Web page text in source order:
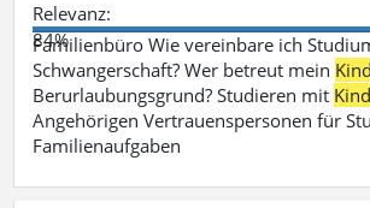
Relevanz:
84%
Familienbüro Wie vereinbare ich
Schwangerschaft? Wer betreut mein
Berurlaubungsgrund? Studieren mit Kind
Angehörigen Vertrauenspersonen für
Familienaufgaben